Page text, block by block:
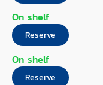
On shelf
Reserve
On shelf
Reserve